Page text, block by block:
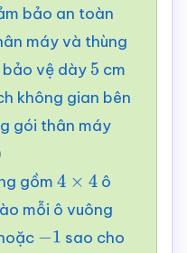
bảo an toàn
máy và thùng
vệ dày 5 cm
không gian bên
gói thân máy
gồm 4 ×4
ô
mỗi ô vuông
−1 sao cho